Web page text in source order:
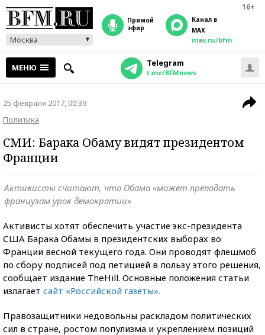
16+
Москва
прямой
эфир
Канал в
MAX
max.ru/bfm
МЕНЮ Telegram
t.me/BFMnews
25 февраля 2017, 00:39
Политика
СМИ: Барака Обаму видят президентом
Франции
Активисты считают, что Обама «может преподать
французам урок демократии»
Активисты хотят обеспечить участие экс-президента
США Барака Обамы в президентских выборах во
Франции весной текущего года. Они проводят флешмоб
по сбору подписей под петицией в пользу этого решения,
сообщает издание TheHill. Основные положения статьи
излагает сайт «Российской газеты».
Правозащитники недовольны раскладом политических
сил в стране, ростом популизма и укреплением позиций